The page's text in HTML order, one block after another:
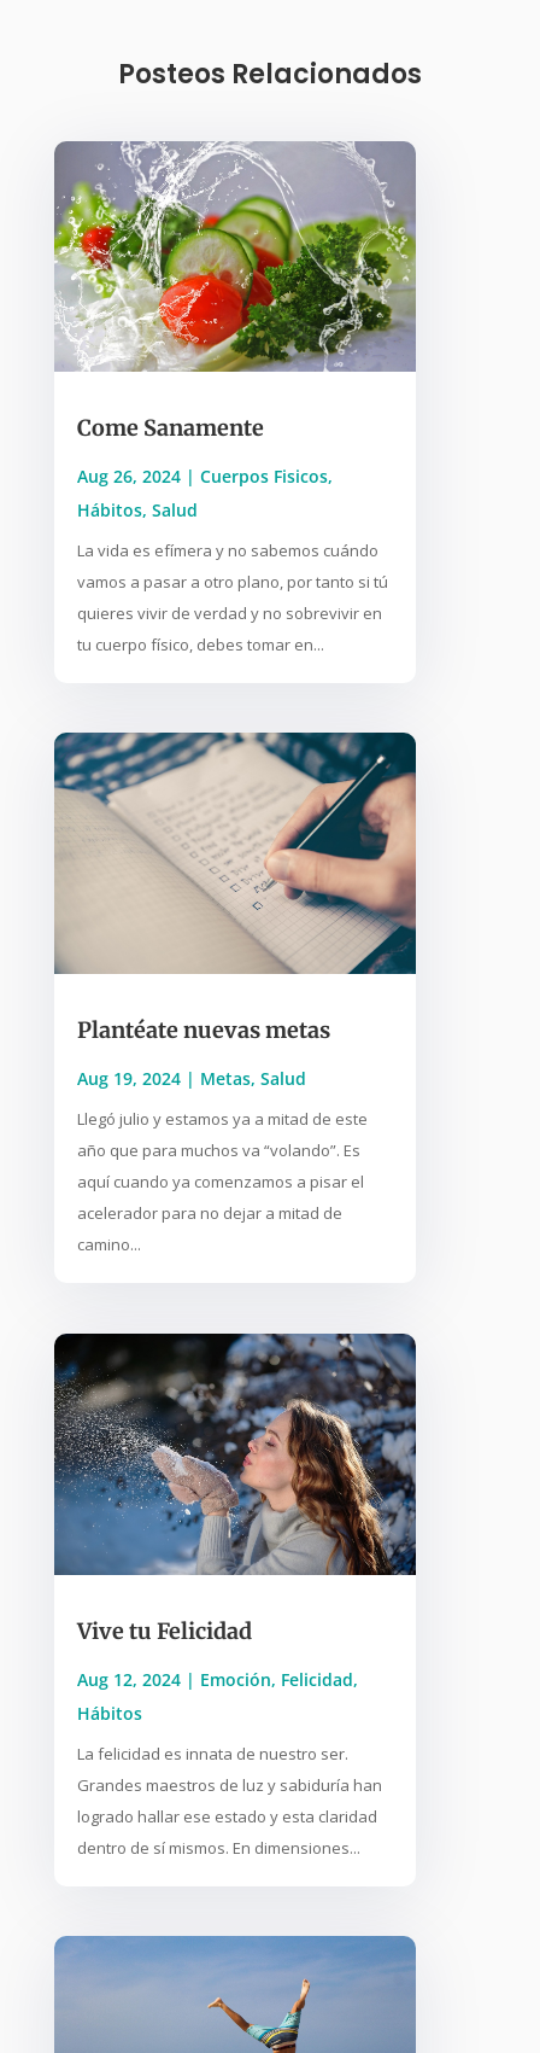
Posteos Relacionados
Come Sanamente
Aug 26, 2024| Cuerpos Fisicos,
Hábitos, Salud
La vida es efímera y no sabemos cuándo
vamos a pasar a otro plano, por tanto si tú
quieres vivir de verdad y no sobrevivir en
tu cuerpo físico, debes tomar en...
Plantéate nuevas metas
Aug 19, 2024| Metas, Salud
Llegó julio y estamos ya a mitad de este
año que para muchos va “volando”. Es
aquí cuando ya comenzamos a pisar el
acelerador para no dejar a mitad de
camino...
Vive tu Felicidad
Aug 12, 2024| Emoción, Felicidad,
Hábitos
La felicidad es innata de nuestro ser.
Grandes maestros de luz y sabiduría han
logrado hallar ese estado y esta claridad
dentro de sí mismos. En dimensiones...